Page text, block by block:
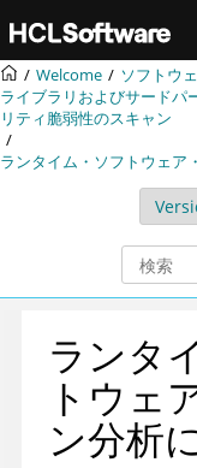
メインコンテンツにジャン
Welcome
ソフトウ
ライブラリおよびサードパ
リティ脆弱性のスキャン
ランタイム・ソフトウェア
ランタ
トウェ
ン分析